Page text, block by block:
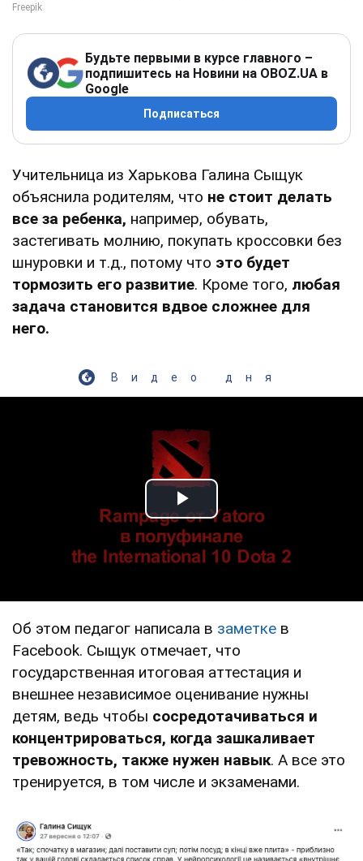
Будьте первыми в курсе главного –
подпишитесь на Новини на OBOZ.UA в
Google
Подписаться
Учительница из Харькова Галина Сыщук
объяснила родителям, что не стоит делать
все за ребенка, например, обувать,
застегивать молнию, покупать кроссовки без
шнуровки и т.д., потому что это будет
тормозить его развитие. Кроме того, любая
задача становится вдвое сложнее для
него.
Видео дня
Play Video
Об этом педагог написала в заметке в
Facebook. Сыщук отмечает, что
государственная итоговая аттестация и
внешнее независимое оценивание нужны
детям, ведь чтобы сосредотачиваться и
концентрироваться, когда зашкаливает
тревожность, также нужен навык. А все это
тренируется, в том числе и экзаменами.